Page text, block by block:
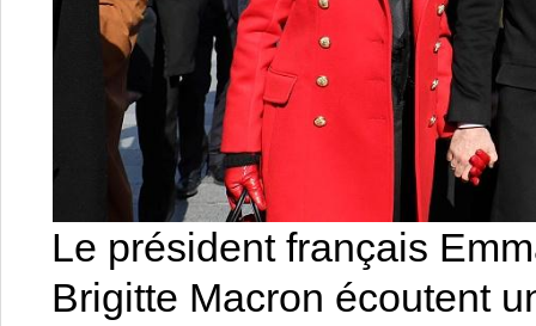
Le président français
Brigitte Macron écoutent